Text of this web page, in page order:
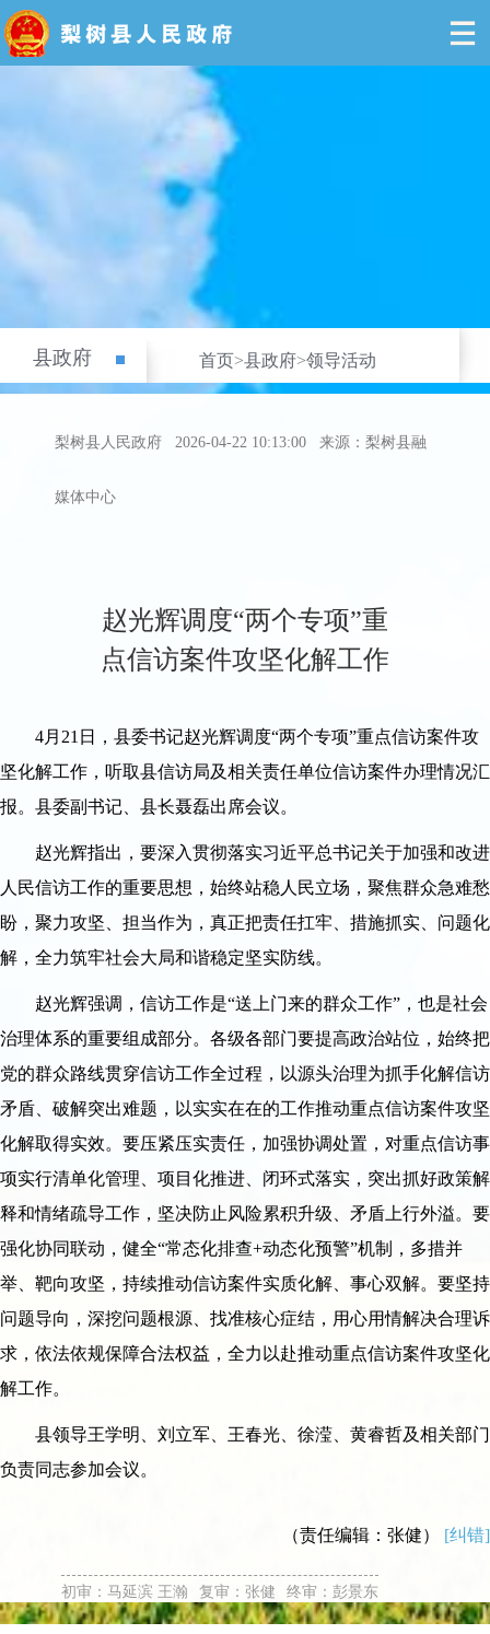
县政府 首页>县政府>领导活动
梨树县人民政府 2026-04-22 10:13:00 来源：梨树县融
媒体中心
赵光辉调度“两个专项”重
点信访案件攻坚化解工作
4月21日，县委书记赵光辉调度“两个专项”重点信访案件攻
坚化解工作，听取县信访局及相关责任单位信访案件办理情况汇
报。县委副书记、县长聂磊出席会议。
赵光辉指出，要深入贯彻落实习近平总书记关于加强和改进
人民信访工作的重要思想，始终站稳人民立场，聚焦群众急难愁
盼，聚力攻坚、担当作为，真正把责任扛牢、措施抓实、问题化
解，全力筑牢社会大局和谐稳定坚实防线。
赵光辉强调，信访工作是“送上门来的群众工作”，也是社会
治理体系的重要组成部分。各级各部门要提高政治站位，始终把
党的群众路线贯穿信访工作全过程，以源头治理为抓手化解信访
矛盾、破解突出难题，以实实在在的工作推动重点信访案件攻坚
化解取得实效。要压紧压实责任，加强协调处置，对重点信访事
项实行清单化管理、项目化推进、闭环式落实，突出抓好政策解
释和情绪疏导工作，坚决防止风险累积升级、矛盾上行外溢。要
强化协同联动，健全“常态化排查+动态化预警”机制，多措并
举、靶向攻坚，持续推动信访案件实质化解、事心双解。要坚持
问题导向，深挖问题根源、找准核心症结，用心用情解决合理诉
求，依法依规保障合法权益，全力以赴推动重点信访案件攻坚化
解工作。
县领导王学明、刘立军、王春光、徐滢、黄睿哲及相关部门
负责同志参加会议。
（责任编辑：张健） [纠错]
初审：马延滨 王瀚 复审：张健 终审：彭景东